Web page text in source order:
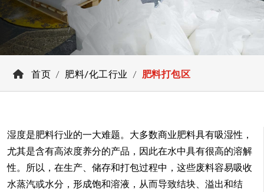
首页 肥料/化工行业 肥料打包区
湿度是肥料行业的一大难题。大多数商业肥料具有吸湿性，
尤其是含有高浓度养分的产品，因此在水中具有很高的溶解
性。所以，在生产、储存和打包过程中，这些废料容易吸收
水蒸汽或水分，形成饱和溶液，从而导致结块、溢出和结